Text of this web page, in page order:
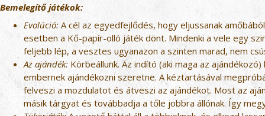
Bemelegítő játékok:
Evolúció: A cél az egyedfejlődés, hogy eljussanak
esetben a Kő-papír-olló játék dönt. Mindenki a vele egy
feljebb lép, a vesztes ugyanazon a szinten marad, nem
Az ajándék: Körbeállunk. Az indító (aki maga az
embernek ajándékozni szeretne. A kéztartásával
felveszi a mozdulatot és átveszi az ajándékot. Most az
másik tárgyat és továbbadja a tőle jobbra állónak. Így